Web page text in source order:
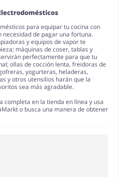
para equipar tu cocina con
necesidad de pagar una fortuna.
y equipos de vapor te
máquinas de coser, tablas y
perfectamente para que tu
ollas de cocción lenta, freidoras de
yogurteras, heladeras,
y otros utensilios harán que la
sea más agradable.
completa en la tienda en línea y usa
o busca una manera de obtener